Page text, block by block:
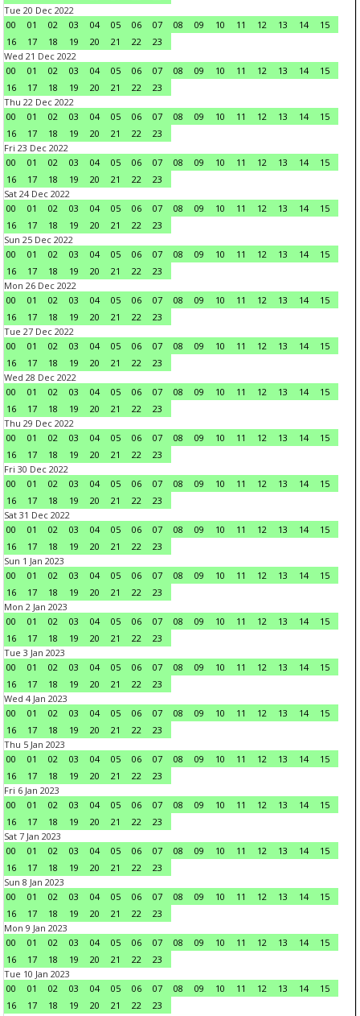
Tue 20 Dec 2022
00
01 02 03 04 05 06 07 08 09 10 11 12 13 14
15
16
17 18 19 20 21 22
23
Wed 21 Dec 2022
00
01 02 03 04 05 06 07 08 09 10 11 12 13 14
15
16
17 18 19 20 21 22
23
Thu 22 Dec 2022
00
01 02 03 04 05 06 07 08 09 10 11 12 13 14
15
16
17 18 19 20 21 22
23
Fri 23 Dec 2022
00
01 02 03 04 05 06 07 08 09 10 11 12 13 14
15
16
17 18 19 20 21 22
23
Sat 24 Dec 2022
00
01 02 03 04 05 06 07 08 09 10 11 12 13 14
15
16
17 18 19 20 21 22
23
Sun 25 Dec 2022
00
01 02 03 04 05 06 07 08 09 10 11 12 13 14
15
16
17 18 19 20 21 22
23
Mon 26 Dec 2022
00
01 02 03 04 05 06 07 08 09 10 11 12 13 14
15
16
17 18 19 20 21 22
23
Tue 27 Dec 2022
00
01 02 03 04 05 06 07 08 09 10 11 12 13 14
15
16
17 18 19 20 21 22
23
Wed 28 Dec 2022
00
01 02 03 04 05 06 07 08 09 10 11 12 13 14
15
16
17 18 19 20 21 22
23
Thu 29 Dec 2022
00
01 02 03 04 05 06 07 08 09 10 11 12 13 14
15
16
17 18 19 20 21 22
23
Fri 30 Dec 2022
00
01 02 03 04 05 06 07 08 09 10 11 12 13 14
15
16
17 18 19 20 21 22
23
Sat 31 Dec 2022
00
01 02 03 04 05 06 07 08 09 10 11 12 13 14
15
16
17 18 19 20 21 22
23
Sun 1 Jan 2023
00
01 02 03 04 05 06 07 08 09 10 11 12 13 14
15
16
17 18 19 20 21 22
23
Mon 2 Jan 2023
00
01 02 03 04 05 06 07 08 09 10 11 12 13 14
15
16
17 18 19 20 21 22
23
Tue 3 Jan 2023
00
01 02 03 04 05 06 07 08 09 10 11 12 13 14
15
16
17 18 19 20 21 22
23
Wed 4 Jan 2023
00
01 02 03 04 05 06 07 08 09 10 11 12 13 14
15
16
17 18 19 20 21 22
23
Thu 5 Jan 2023
00
01 02 03 04 05 06 07 08 09 10 11 12 13 14
15
16
17 18 19 20 21 22
23
Fri 6 Jan 2023
00
01 02 03 04 05 06 07 08 09 10 11 12 13 14
15
16
17 18 19 20 21 22
23
Sat 7 Jan 2023
00
01 02 03 04 05 06 07 08 09 10 11 12 13 14
15
16
17 18 19 20 21 22
23
Sun 8 Jan 2023
00
01 02 03 04 05 06 07 08 09 10 11 12 13 14
15
16
17 18 19 20 21 22
23
Mon 9 Jan 2023
00
01 02 03 04 05 06 07 08 09 10 11 12 13 14
15
16
17 18 19 20 21 22
23
Tue 10 Jan 2023
00
01 02 03 04 05 06 07 08 09 10 11 12 13 14
15
16
17 18 19 20 21 22
23